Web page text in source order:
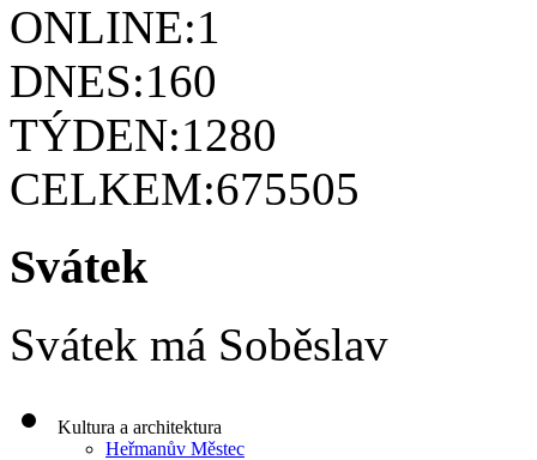
ONLINE:1
DNES:160
TÝDEN:1280
CELKEM:675505
Svátek
Svátek má Soběslav
Kultura a architektura
Heřmanův Městec